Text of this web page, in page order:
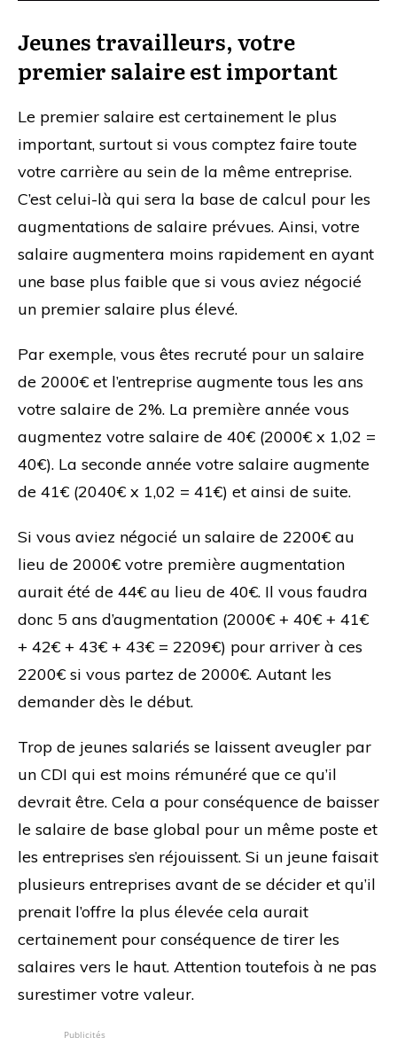
Jeunes travailleurs, votre
premier salaire est important
Le premier salaire est certainement le plus
important, surtout si vous comptez faire toute
votre carrière au sein de la même entreprise.
C’est celui-là qui sera la base de calcul pour les
augmentations de salaire prévues. Ainsi, votre
salaire augmentera moins rapidement en ayant
une base plus faible que si vous aviez négocié
un premier salaire plus élevé.
Par exemple, vous êtes recruté pour un salaire
de 2000€ et l’entreprise augmente tous les ans
votre salaire de 2%. La première année vous
augmentez votre salaire de 40€ (2000€ x 1,02 =
40€). La seconde année votre salaire augmente
de 41€ (2040€ x 1,02 = 41€) et ainsi de suite.
Si vous aviez négocié un salaire de 2200€ au
lieu de 2000€ votre première augmentation
aurait été de 44€ au lieu de 40€. Il vous faudra
donc 5 ans d’augmentation (2000€ + 40€ + 41€
+ 42€ + 43€ + 43€ = 2209€) pour arriver à ces
2200€ si vous partez de 2000€. Autant les
demander dès le début.
Trop de jeunes salariés se laissent aveugler par
un CDI qui est moins rémunéré que ce qu’il
devrait être. Cela a pour conséquence de baisser
le salaire de base global pour un même poste et
les entreprises s’en réjouissent. Si un jeune faisait
plusieurs entreprises avant de se décider et qu’il
prenait l’offre la plus élevée cela aurait
certainement pour conséquence de tirer les
salaires vers le haut. Attention toutefois à ne pas
surestimer votre valeur.
Publicités